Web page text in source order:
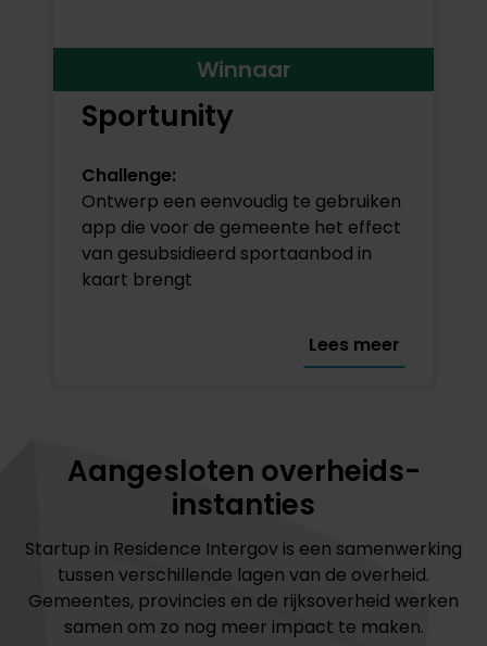
Winnaar
Sportunity
Challenge:
Ontwerp een eenvoudig te gebruiken
app die voor de gemeente het effect
van gesubsidieerd sportaanbod in
kaart brengt
Lees meer
Aangesloten overheids-
instanties
Startup in Residence Intergov is een samenwerking
tussen verschillende lagen van de overheid.
Gemeentes, provincies en de rijksoverheid werken
samen om zo nog meer impact te maken.